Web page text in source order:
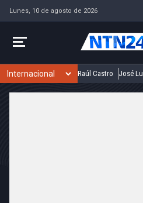
Lunes, 10 de agosto de 2026
Raúl Castro José